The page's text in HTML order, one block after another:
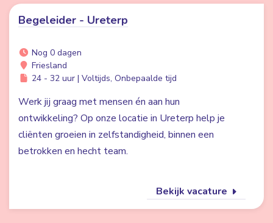
Begeleider - Ureterp
Nog 0 dagen
Friesland
24 - 32 uur | Voltijds, Onbepaalde tijd
Werk jij graag met mensen én aan hun
ontwikkeling? Op onze locatie in Ureterp help je
cliënten groeien in zelfstandigheid, binnen een
betrokken en hecht team.
Bekijk vacature